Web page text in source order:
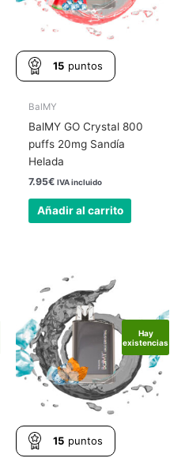
15 puntos
BalMY
BalMY GO Crystal 800
puffs 20mg Sandía
Helada
7.95€ IVA incluido
Añadir al carrito
Hay
existencias
15 puntos